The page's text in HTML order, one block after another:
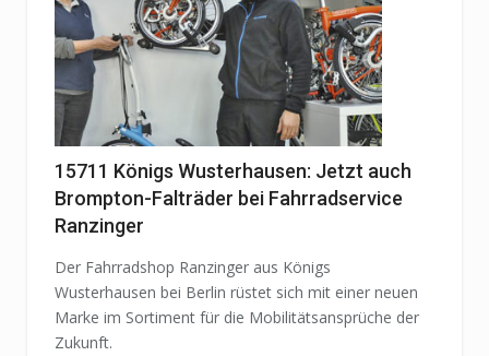
15711 Königs Wusterhausen: Jetzt auch
Brompton-Falträder bei Fahrradservice
Ranzinger
Der Fahrradshop Ranzinger aus Königs
Wusterhausen bei Berlin rüstet sich mit einer neuen
Marke im Sortiment für die Mobilitätsansprüche der
Zukunft.